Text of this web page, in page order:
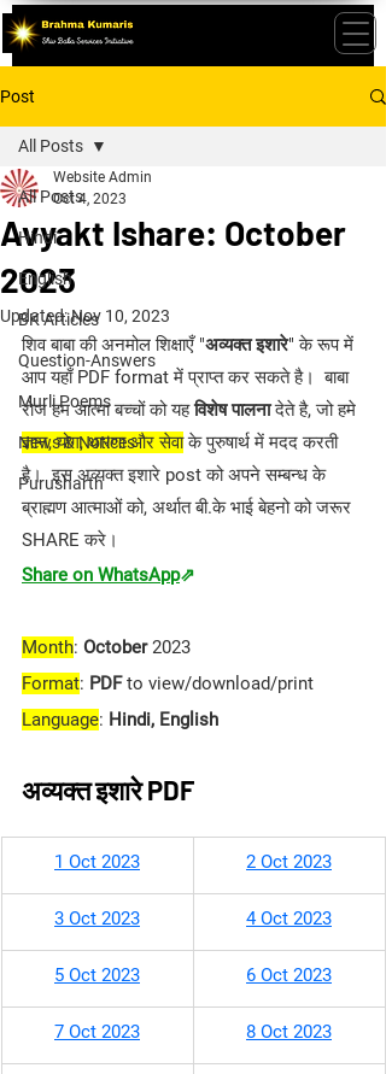
Post
All Posts
Hindi
English
BK Articles
Question-Answers
Murli Poems
News & Notices
Purusharth
All Posts
Avyakt Ishare: October
2023
Website Admin
Oct 4, 2023
Updated:Nov 10, 2023
शिव बाबा की अनमोल शिक्षाएँ "अव्यक्त इशारे" के रूप में
आप यहाँ PDF format में प्राप्त कर सकते है।  बाबा
रोज हम आत्मा बच्चों को यह विशेष पालना देते है, जो हमे
ज्ञान, योग, धारणा और सेवा के पुरुषार्थ में मदद करती
है।  इस अव्यक्त इशारे post को अपने सम्बन्ध के
ब्राह्मण आत्माओं को, अर्थात बी.के भाई बेहनो को जरूर
SHARE करे।
Share on WhatsApp⇗
Month: October 2023
Format: PDF to view/download/print
Language: Hindi, English
अव्यक्त इशारे PDF
1 Oct 2023 2 Oct 2023
3 Oct 2023 4 Oct 2023
5 Oct 2023 6 Oct 2023
7 Oct 2023 8 Oct 2023